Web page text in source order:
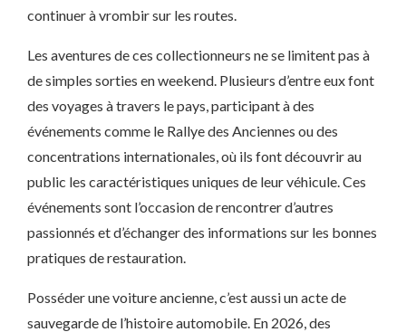
continuer à vrombir sur les routes.
Les aventures de ces collectionneurs ne se limitent pas à
de simples sorties en weekend. Plusieurs d’entre eux font
des voyages à travers le pays, participant à des
événements comme le Rallye des Anciennes ou des
concentrations internationales, où ils font découvrir au
public les caractéristiques uniques de leur véhicule. Ces
événements sont l’occasion de rencontrer d’autres
passionnés et d’échanger des informations sur les bonnes
pratiques de restauration.
Posséder une voiture ancienne, c’est aussi un acte de
sauvegarde de l’histoire automobile. En 2026, des